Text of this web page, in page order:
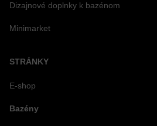
Dizajnové doplnky k bazénom
Minimarket
STRÁNKY
E-shop
Bazény